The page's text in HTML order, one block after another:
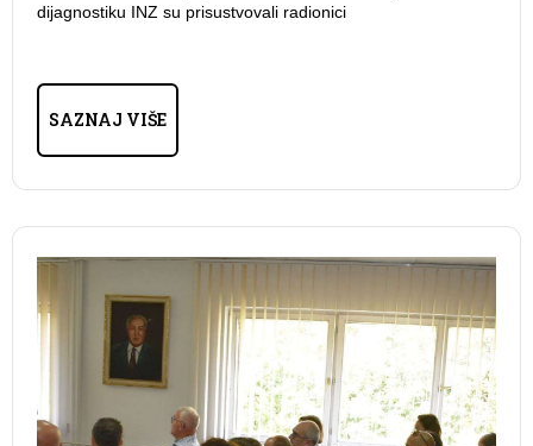
dijagnostiku INZ su prisustvovali radionici
SAZNAJ VIŠE